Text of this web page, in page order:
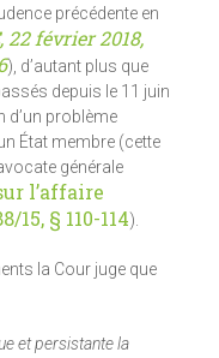
précédente en
, 22 février 2018,
), d’autant plus que
depuis le 11 juin
d’un problème
État membre (cette
générale
l’affaire
15, § 110-114).
la Cour juge que
et persistante la